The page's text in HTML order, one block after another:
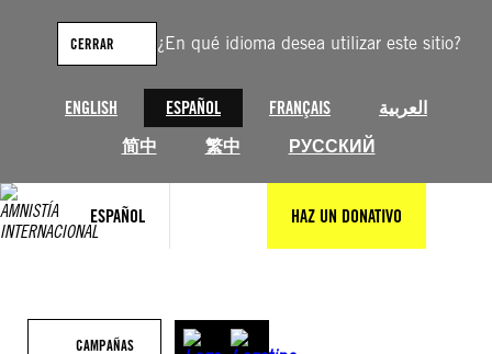
¿En qué idioma desea utilizar este sitio?
ENGLISH ESPAÑOL FRANÇAIS
العربية
简中
繁中 РУССКИЙ
CERRAR
ESPAÑOL HAZ UN DONATIVO
contenido
CAMPAÑAS